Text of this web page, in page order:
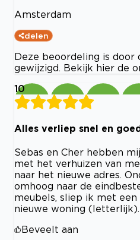
Amsterdam
delen
Deze beoordeling is door
gewijzigd. Bekijk hier de
10
Alles verliep snel en
Sebas en Cher hebben
met het verhuizen van
naar het nieuwe adres.
omhoog naar de
meubels, sliep ik met een
nieuwe woning
Beveelt aan